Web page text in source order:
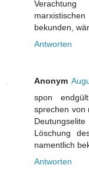
bekunden,
Antworten
Anonym
spon
sprechen von
Löschung
namentlich
Antworten